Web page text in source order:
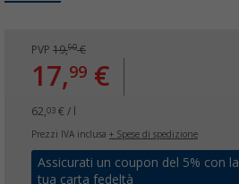
PVP 19,90€
17,99 €
62,03 € / l
Prezzi IVA inclusa + Spese di spedizione
Assicurati un coupon del 5% con la
tua carta fedeltà